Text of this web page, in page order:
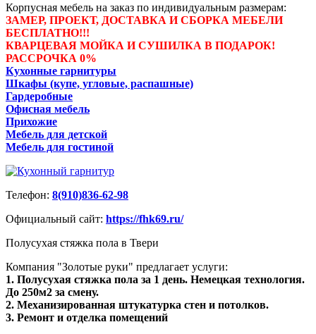
Корпусная мебель на заказ по индивидуальным размерам:
ЗАМЕР, ПРОЕКТ, ДОСТАВКА И СБОРКА МЕБЕЛИ
БЕСПЛАТНО!!!
КВАРЦЕВАЯ МОЙКА И СУШИЛКА В ПОДАРОК!
РАССРОЧКА 0%
Кухонные гарнитуры
Шкафы (купе, угловые, распашные)
Гардеробные
Офисная мебель
Прихожие
Мебель для детской
Мебель для гостиной
Телефон: 8(910)836-62-98
Официальный сайт: https://fhk69.ru/
Полусухая стяжка пола в Твери
Компания "Золотые руки" предлагает услуги:
1. Полусухая стяжка пола за 1 день. Немецкая технология.
До 250м2 за смену.
2. Механизированная штукатурка стен и потолков.
3. Ремонт и отделка помещений